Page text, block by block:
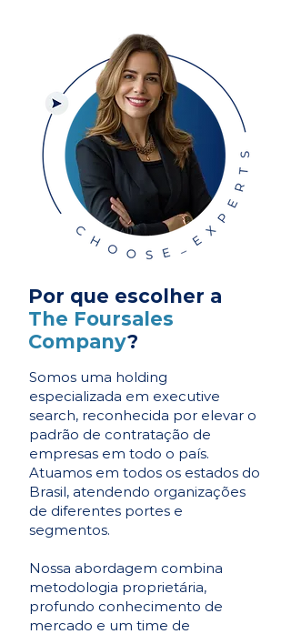
Por que escolher a
The Foursales
Company?
Somos uma holding
especializada em executive
search, reconhecida por elevar o
padrão de contratação de
empresas em todo o país.
Atuamos em todos os estados do
Brasil, atendendo organizações
de diferentes portes e
segmentos.
Nossa abordagem combina
metodologia proprietária,
profundo conhecimento de
mercado e um time de